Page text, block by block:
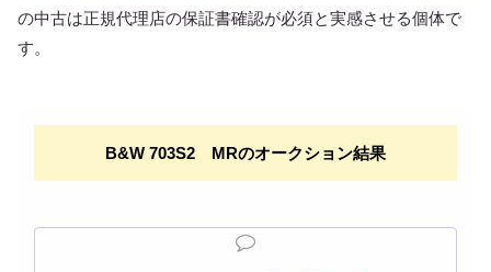
の中古は正規代理店の保証書確認が必須と実感させる個体で
す。
B&W 703S2 MRのオークション結果